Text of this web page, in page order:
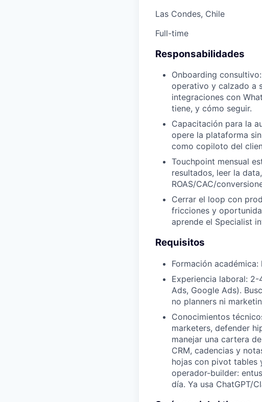
Las Condes, Chile
Full-time
Responsabilidades
Onboarding
operativo y calzado a
integraciones con
tiene, y cómo seguir.
Capacitación para la
opere la plataforma
como copiloto del
Touchpoint mensual
resultados, leer la
ROAS/CAC/
Cerrar el loop con
fricciones y
aprende el Specialist
Requisitos
Formación
Experiencia laboral:
Ads, Google Ads).
no planners ni
Conocimientos
marketers, defender
manejar una cartera
CRM, cadencias y
hojas con pivot tables
operador-builder:
día. Ya usa ChatGPT/